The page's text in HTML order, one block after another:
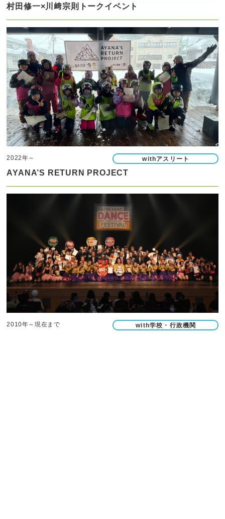
村田修一×川﨑宗則トークイベント
2022年～ withアスリート
AYANA’S RETURN PROJECT
2010年～現在まで with学校・行政機関